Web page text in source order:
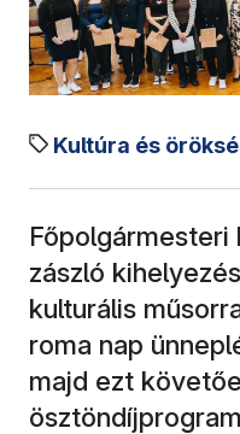
Kultúra és
Főpolgármesteri
zászló
kulturális
roma nap
majd ezt